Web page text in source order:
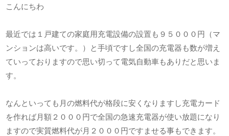
こんにちわ
最近では１戸建ての家庭用充電設備の設置も９５０００円（マ
ンションは高いです。）と手頃ですし全国の充電器も数が増え
ていっておりますので思い切って電気自動車もありだと思いま
す。
なんといっても月の燃料代が格段に安くなりますし充電カード
を作れば月額２０００円で全国の急速充電器が使い放題になり
ますので実質燃料代が月２０００円ですませる事もできます。